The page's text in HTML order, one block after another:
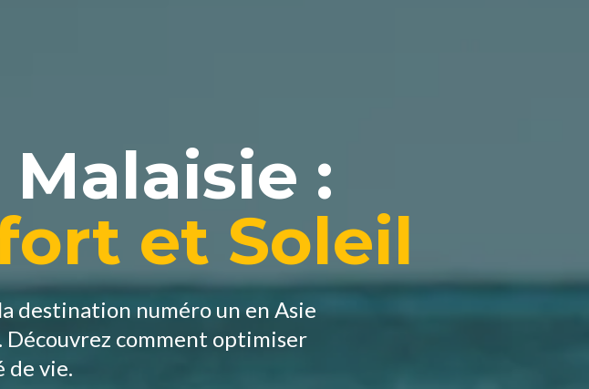
:
et Soleil
destination numéro un en Asie
comment optimiser
de vie.